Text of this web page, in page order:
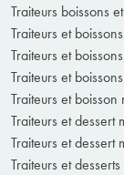
Traiteurs boissons
Traiteurs et
Traiteurs et
Traiteurs et
Traiteurs et
Traiteurs et dessert
Traiteurs et dessert
Traiteurs et